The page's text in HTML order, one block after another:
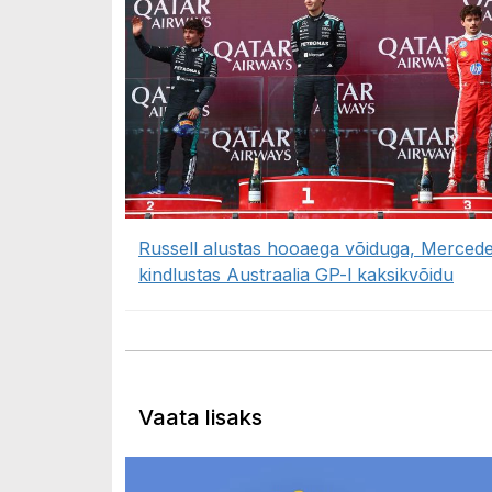
Russell alustas hooaega võiduga,
kindlustas Austraalia GP-l kaksikvõidu
Vaata lisaks